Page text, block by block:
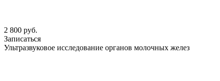
2 800 руб.
Записаться
Ультразвуковое исследование органов молочных желез